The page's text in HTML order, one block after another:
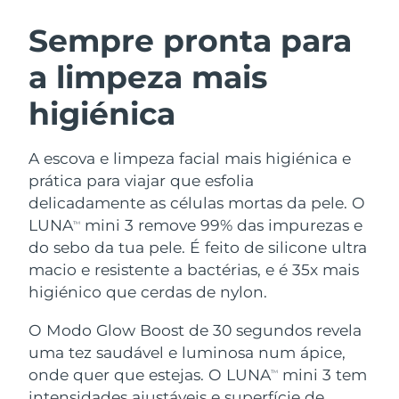
Sempre pronta para
a limpeza mais
higiénica
A escova e limpeza facial mais higiénica e
prática para viajar que esfolia
delicadamente as células mortas da pele. O
LUNATM
mini 3 remove 99% das impurezas e
do sebo da tua pele. É feito de silicone ultra
macio e resistente a bactérias, e é 35x mais
higiénico que cerdas de nylon.
O Modo Glow Boost de 30 segundos revela
uma tez saudável e luminosa num ápice,
onde quer que estejas. O LUNATM
mini 3 tem
Limpeza facial
Anti-aging massage
LUNA™ 4 Plus
Massage, LED heating
For men, anti-aging massage
Microcurrent toning
BEAR™ 2 go
Microcurrent toning on-the-go
Microcurrent line smoothing device
Hidratação
UFO™ 3 kit
Deep facial hydration
UFO™ 3 LED
Near-infrared and red light therapy
device
Cuidado oral
issa™ 4
Hybrid silicone sonic toothbrush
issa™ 4 plus
Smart hybrid silicone sonic toothbrush
TRATAMENTO ANTIENVELHECIMENTO
FAQ™
Antienvelhecimento Tratamentos LED
NEW
Áustria Entrega prevista
Barein Entrega prevista
Bélgica
Bermudas Entrega prevista8/15/26
Bósnia e
Herzegovina
Entrega prevista8/12/26
Brunei Entrega prevista 8/14/26
Bulgária Entrega prevista
Canadá Entrega prevista8/13/26
Chile Entrega prevista8/13/26